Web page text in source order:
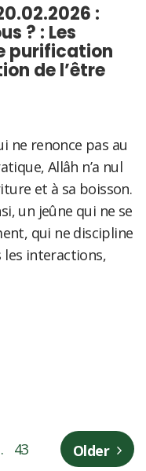
:
? : Les
purification
de l’être
Allâh n’a nul
et à sa boisson.
un jeûne qui ne se
qui ne discipline
les interactions,
43 Older